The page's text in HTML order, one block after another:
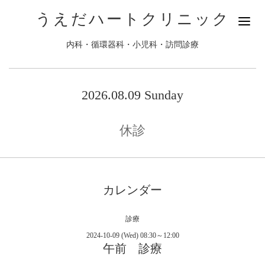
うえだハートクリニック
内科・循環器科・小児科・訪問診療
2026.08.09 Sunday
休診
カレンダー
診療
2024-10-09 (Wed) 08:30～12:00
午前 診療